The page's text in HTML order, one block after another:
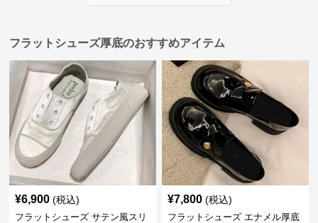
フラットシューズ厚底のおすすめアイテム
¥6,900 (税込)
フラットシューズ サテン風スリ
¥7,800 (税込)
フラットシューズ エナメル厚底